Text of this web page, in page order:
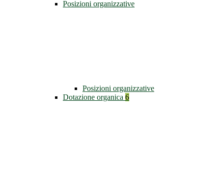
Posizioni organizzative
Posizioni organizzative
Dotazione organica 6